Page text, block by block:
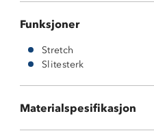
Funksjoner
Stretch
Slitesterk
Materialspesifikasjon
Kontrastmateriale: 98 %